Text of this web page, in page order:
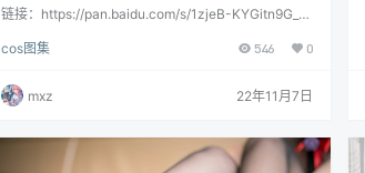
链接：https://pan.baidu.com/s/1zjeB-KYGitn9G_g
cos图集
546 0
mxz 22年11月7日